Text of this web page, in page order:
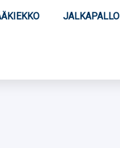
JALKAPALLO